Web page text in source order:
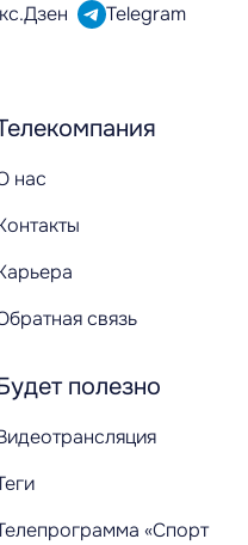
нас
связь
полезно
«Спорт
Telegram